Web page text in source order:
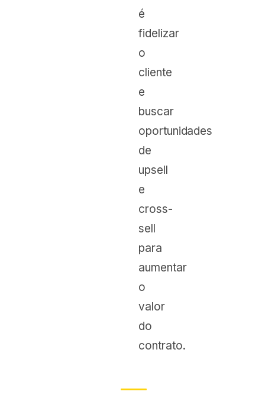
é
fidelizar
o
cliente
e
buscar
oportunidades
de
upsell
e
cross-
sell
para
aumentar
o
valor
do
contrato.